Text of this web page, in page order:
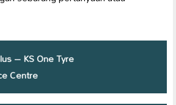
– KS One Tyre
Centre